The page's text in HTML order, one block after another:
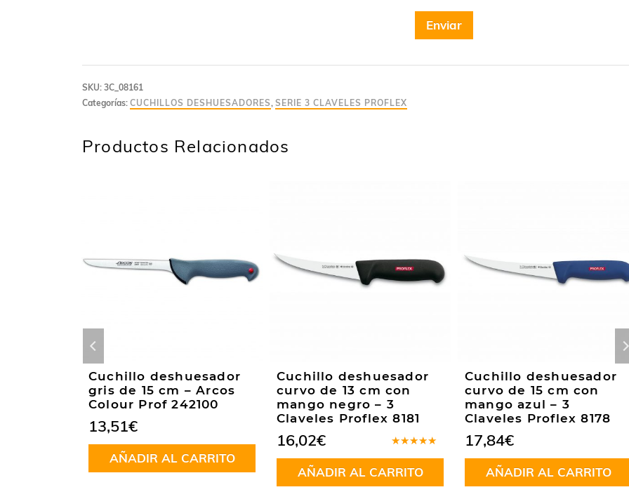
SKU: 3C_08161
Categorías: CUCHILLOS DESHUESADORES, SERIE 3 CLAVELES PROFLEX
Productos Relacionados
Cuchillo deshuesador
gris de 15 cm – Arcos
Colour Prof 242100
13,51€
AÑADIR AL CARRITO
Cuchillo deshuesador
curvo de 13 cm con
mango negro – 3
Claveles Proflex 8181
en5.00de
5
16,02€
AÑADIR AL CARRITO
Cuchillo deshuesador
curvo de 15 cm con
mango azul – 3
Claveles Proflex 8178
17,84€
AÑADIR AL CARRITO